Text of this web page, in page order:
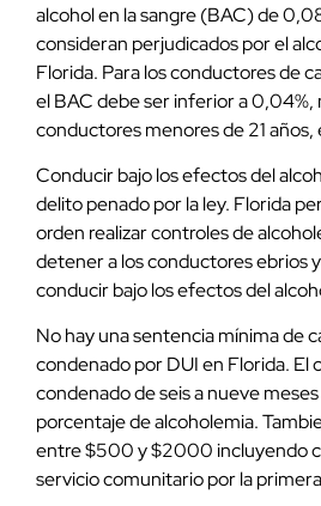
alcohol en la sangre (BAC) de
consideran perjudicados por el
Florida. Para los conductores de
el BAC debe ser inferior a 0,04%,
conductores menores de 21
Conducir bajo los efectos del
delito penado por la ley. Florida
orden realizar controles de
detener a los conductores ebrios
conducir bajo los efectos del
No hay una sentencia mínima de
condenado por DUI en Florida. El
condenado de seis a nueve
porcentaje de alcoholemia.
entre $500 y $2000 incluyendo
servicio comunitario por la